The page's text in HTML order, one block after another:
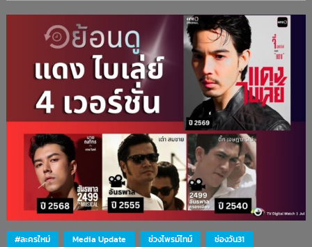
#ละครใหม่ Media Update ช่วงไพรม์ไทม์
ช่องวัน31